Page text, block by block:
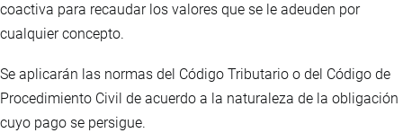
coactiva para recaudar los valores que se le adeuden por
cualquier concepto.
Se aplicarán las normas del Código Tributario o del Código de
Procedimiento Civil de acuerdo a la naturaleza de la obligación
cuyo pago se persigue.